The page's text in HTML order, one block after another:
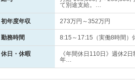
て別途支給。…
初年度年収 273万円～352万円
勤務時間 8:15～17:15（実働8時間）
休日・休暇
《年間休日110日》週休2
年…